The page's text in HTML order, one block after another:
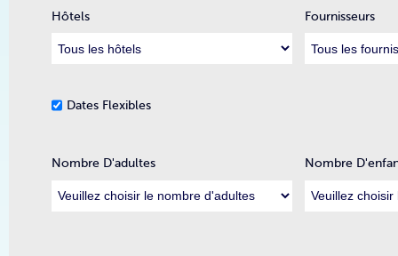
Hôtels Fournisseurs
Dates Flexibles
Nombre D'adultes Nombre